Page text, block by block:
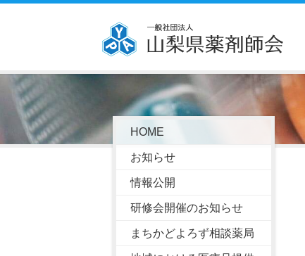
HOME
お知らせ
情報公開
研修会開催のお知らせ
まちかどよろず相談薬局